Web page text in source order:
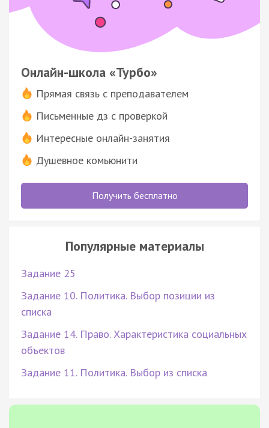
Онлайн-школа «Турбо»
Прямая связь с преподавателем
Письменные дз с проверкой
Интересные онлайн-занятия
Душевное комьюнити
Получить бесплатно
Популярные материалы
Задание 25
Задание 10. Политика. Выбор позиции из
списка
Задание 14. Право. Характеристика социальных
объектов
Задание 11. Политика. Выбор из списка